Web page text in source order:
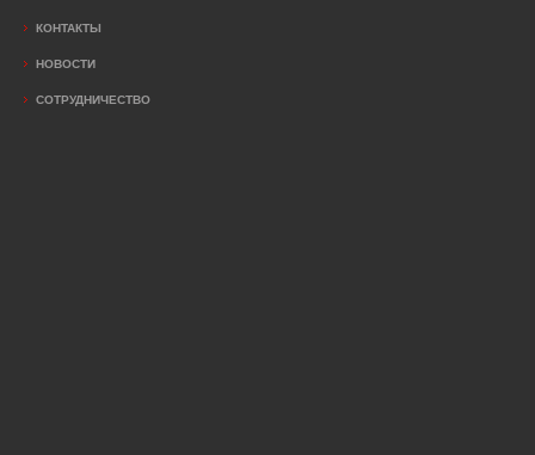
КОНТАКТЫ
НОВОСТИ
СОТРУДНИЧЕСТВО